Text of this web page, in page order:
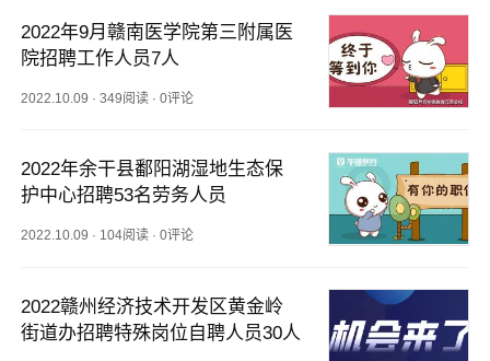
2022年9月赣南医学院第三附属医
院招聘工作人员7人
2022.10.09 ·349阅读 ·0评论
2022年余干县鄱阳湖湿地生态保
护中心招聘53名劳务人员
2022.10.09 · 104阅读 ·0评论
2022赣州经济技术开发区黄金岭
街道办招聘特殊岗位自聘人员30人